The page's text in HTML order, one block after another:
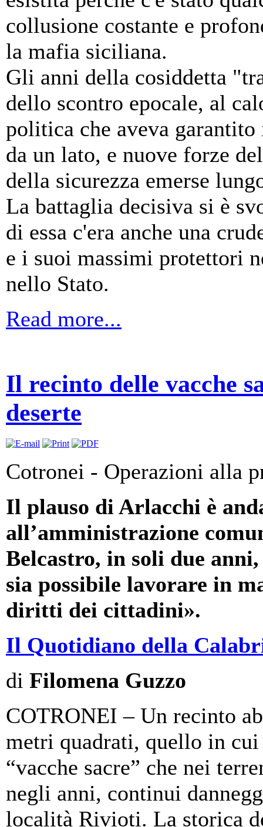
collusione costante e
la mafia siciliana.
Gli anni della cosiddetta
dello scontro epocale, al
politica che aveva
da un lato, e nuove forze
della sicurezza emerse
La battaglia decisiva si è
di essa c'era anche una
e i suoi massimi protettori
nello Stato.
Read more...
Il recinto delle vacche
deserte
Cotronei - Operazioni alla
Il plauso di Arlacchi è
all’amministrazione
Belcastro, in soli due
sia possibile lavorare in
diritti dei cittadini».
Il Quotidiano della
di Filomena Guzzo
COTRONEI – Un recinto
metri quadrati, quello in cui
“vacche sacre” che nei
negli anni, continui
località Rivioti. La storica